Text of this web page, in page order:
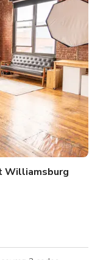
ne sont pas
Williamsburg